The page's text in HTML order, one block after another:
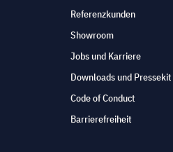
Referenzkunden
Showroom
Jobs und Karriere
Downloads und Pressekit
Code of Conduct
Barrierefreiheit